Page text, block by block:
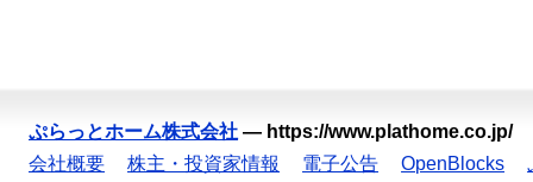
ぷらっとホーム株式会社 — https://www.plathome.co.jp/
会社概要
株主・投資家情報 電子公告 OpenBlocks